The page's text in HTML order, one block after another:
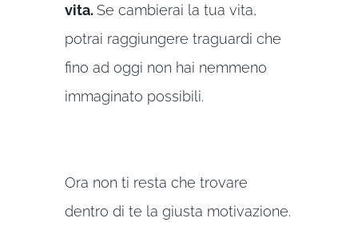
vita. Se cambierai la tua vita,
potrai raggiungere traguardi che
fino ad oggi non hai nemmeno
immaginato possibili.
Ora non ti resta che trovare
dentro di te la giusta motivazione.